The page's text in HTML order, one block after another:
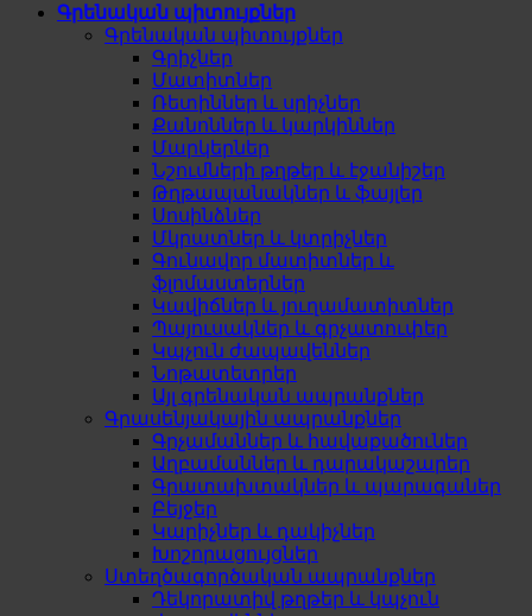
Գրենական պիտույքներ
Գրենական պիտույքներ
Գրիչներ
Մատիտներ
Ռետիններ և սրիչներ
Քանոններ և կարկիններ
Մարկերներ
Նշումների թղթեր և էջանիշեր
Թղթապանակներ և ֆայլեր
Սոսինձներ
Մկրատներ և կտրիչներ
Գունավոր մատիտներ և
ֆլոմաստերներ
Կավիճներ և յուղամատիտներ
Պայուսակներ և գրչատուփեր
Կպչուն ժապավեններ
Նոթատետրեր
Այլ գրենական ապրանքներ
Գրասենյակային ապրանքներ
Գրչամաններ և հավաքածուներ
Աղբամաններ և դարակաշարեր
Գրատախտակներ և պարագաներ
Բեյջեր
Կարիչներ և դակիչներ
Խոշորացույցներ
Ստեղծագործական ապրանքներ
Դեկորատիվ թղթեր և կպչուն